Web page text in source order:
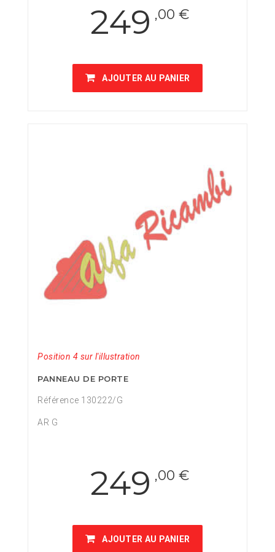
249 ,00 €
AJOUTER AU PANIER
Position 4 sur l'illustration
PANNEAU DE PORTE
Référence 130222/G
AR G
249 ,00 €
AJOUTER AU PANIER